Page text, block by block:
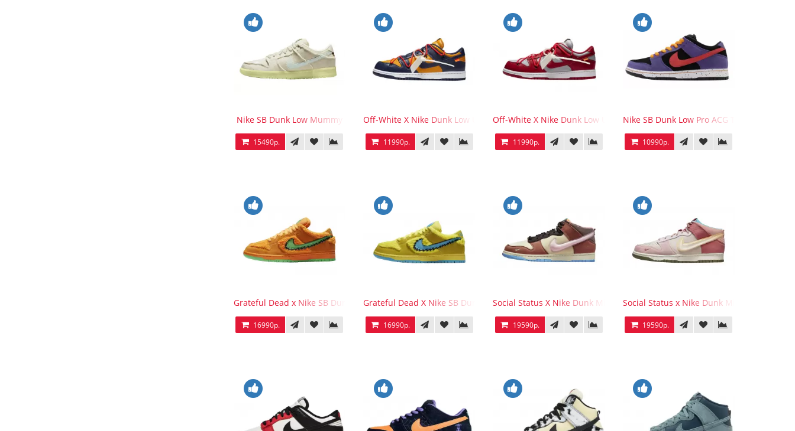
Nike SB Dunk Low Mummy
15490р.
Off-White X Nike Dunk Low University Gold
11990р.
Off-White X Nike Dunk Low University Red
11990р.
Nike SB Dunk Low Pro ACG Terra
10990р.
Grateful Dead x Nike SB Dunk Low Orange Bear
16990р.
Grateful Dead X Nike SB Dunk Low Yellow Bear
16990р.
Social Status X Nike Dunk Mid Chocolate Milk
19590р.
Social Status x Nike Dunk Mid Strawberry
19590р.